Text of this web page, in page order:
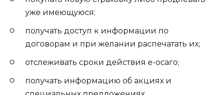
уже имеющуюся;
получать доступ к информации по
договорам и при желании распечатать их;
отслеживать сроки действия е-осаго;
получать информацию об акциях и